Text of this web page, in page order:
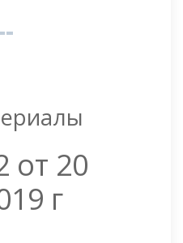
от 20
г